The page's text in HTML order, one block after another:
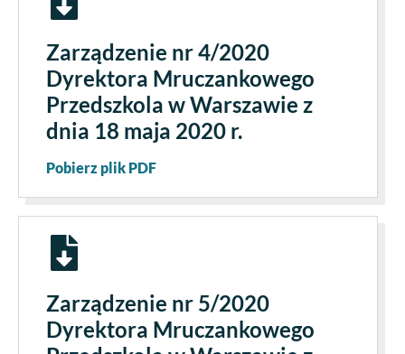
Zarządzenie nr 4/2020
Dyrektora Mruczankowego
Przedszkola w Warszawie z
dnia 18 maja 2020 r.
Pobierz plik PDF
Zarządzenie nr 5/2020
Dyrektora Mruczankowego